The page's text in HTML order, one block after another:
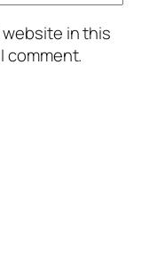
website in this
comment.